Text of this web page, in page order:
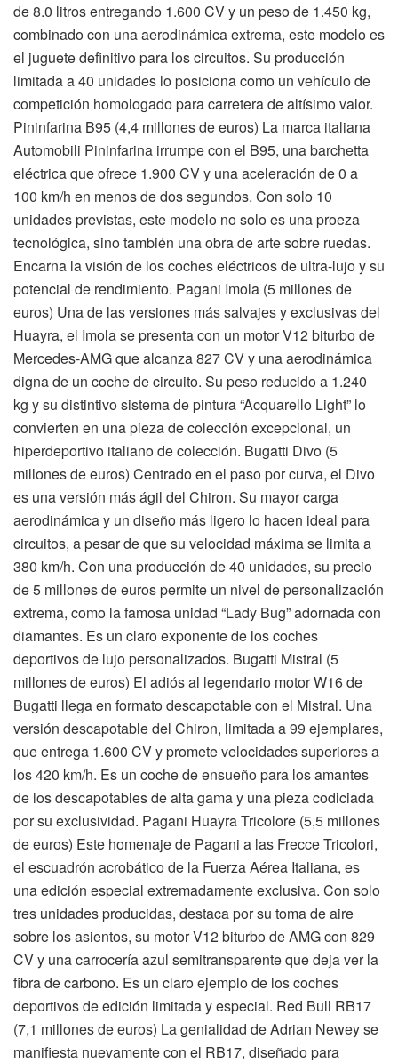
de 8.0 litros entregando 1.600 CV y un peso de 1.450 kg,
combinado con una aerodinámica extrema, este modelo es
el juguete definitivo para los circuitos. Su producción
limitada a 40 unidades lo posiciona como un vehículo de
competición homologado para carretera de altísimo valor.
Pininfarina B95 (4,4 millones de euros) La marca italiana
Automobili Pininfarina irrumpe con el B95, una barchetta
eléctrica que ofrece 1.900 CV y una aceleración de 0 a
100 km/h en menos de dos segundos. Con solo 10
unidades previstas, este modelo no solo es una proeza
tecnológica, sino también una obra de arte sobre ruedas.
Encarna la visión de los coches eléctricos de ultra-lujo y su
potencial de rendimiento. Pagani Imola (5 millones de
euros) Una de las versiones más salvajes y exclusivas del
Huayra, el Imola se presenta con un motor V12 biturbo de
Mercedes-AMG que alcanza 827 CV y una aerodinámica
digna de un coche de circuito. Su peso reducido a 1.240
kg y su distintivo sistema de pintura “Acquarello Light” lo
convierten en una pieza de colección excepcional, un
hiperdeportivo italiano de colección. Bugatti Divo (5
millones de euros) Centrado en el paso por curva, el Divo
es una versión más ágil del Chiron. Su mayor carga
aerodinámica y un diseño más ligero lo hacen ideal para
circuitos, a pesar de que su velocidad máxima se limita a
380 km/h. Con una producción de 40 unidades, su precio
de 5 millones de euros permite un nivel de personalización
extrema, como la famosa unidad “Lady Bug” adornada con
diamantes. Es un claro exponente de los coches
deportivos de lujo personalizados. Bugatti Mistral (5
millones de euros) El adiós al legendario motor W16 de
Bugatti llega en formato descapotable con el Mistral. Una
versión descapotable del Chiron, limitada a 99 ejemplares,
que entrega 1.600 CV y promete velocidades superiores a
los 420 km/h. Es un coche de ensueño para los amantes
de los descapotables de alta gama y una pieza codiciada
por su exclusividad. Pagani Huayra Tricolore (5,5 millones
de euros) Este homenaje de Pagani a las Frecce Tricolori,
el escuadrón acrobático de la Fuerza Aérea Italiana, es
una edición especial extremadamente exclusiva. Con solo
tres unidades producidas, destaca por su toma de aire
sobre los asientos, su motor V12 biturbo de AMG con 829
CV y una carrocería azul semitransparente que deja ver la
fibra de carbono. Es un claro ejemplo de los coches
deportivos de edición limitada y especial. Red Bull RB17
(7,1 millones de euros) La genialidad de Adrian Newey se
manifiesta nuevamente con el RB17, diseñado para